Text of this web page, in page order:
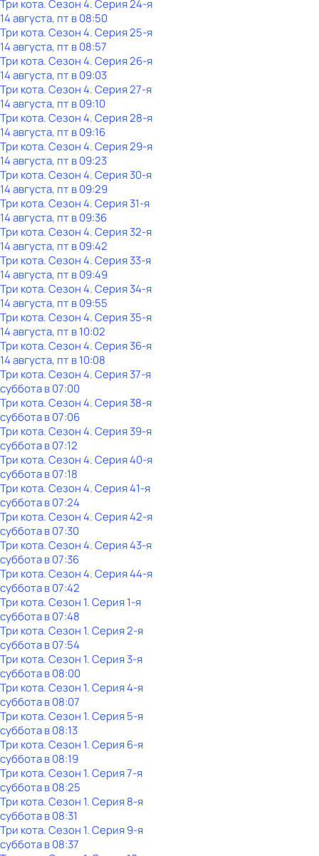
Три кота. Сезон 4. Серия 24-я
14 августа, пт в 08:50
Три кота. Сезон 4. Серия 25-я
14 августа, пт в 08:57
Три кота. Сезон 4. Серия 26-я
14 августа, пт в 09:03
Три кота. Сезон 4. Серия 27-я
14 августа, пт в 09:10
Три кота. Сезон 4. Серия 28-я
14 августа, пт в 09:16
Три кота. Сезон 4. Серия 29-я
14 августа, пт в 09:23
Три кота. Сезон 4. Серия 30-я
14 августа, пт в 09:29
Три кота. Сезон 4. Серия 31-я
14 августа, пт в 09:36
Три кота. Сезон 4. Серия 32-я
14 августа, пт в 09:42
Три кота. Сезон 4. Серия 33-я
14 августа, пт в 09:49
Три кота. Сезон 4. Серия 34-я
14 августа, пт в 09:55
Три кота. Сезон 4. Серия 35-я
14 августа, пт в 10:02
Три кота. Сезон 4. Серия 36-я
14 августа, пт в 10:08
Три кота. Сезон 4. Серия 37-я
субботав07:00
Три кота. Сезон 4. Серия 38-я
субботав07:06
Три кота. Сезон 4. Серия 39-я
субботав07:12
Три кота. Сезон 4. Серия 40-я
субботав07:18
Три кота. Сезон 4. Серия 41-я
субботав07:24
Три кота. Сезон 4. Серия 42-я
субботав07:30
Три кота. Сезон 4. Серия 43-я
субботав07:36
Три кота. Сезон 4. Серия 44-я
субботав07:42
Три кота. Сезон 1. Серия 1-я
субботав07:48
Три кота. Сезон 1. Серия 2-я
субботав07:54
Три кота. Сезон 1. Серия 3-я
субботав08:00
Три кота. Сезон 1. Серия 4-я
субботав08:07
Три кота. Сезон 1. Серия 5-я
субботав08:13
Три кота. Сезон 1. Серия 6-я
субботав08:19
Три кота. Сезон 1. Серия 7-я
субботав08:25
Три кота. Сезон 1. Серия 8-я
субботав08:31
Три кота. Сезон 1. Серия 9-я
субботав08:37